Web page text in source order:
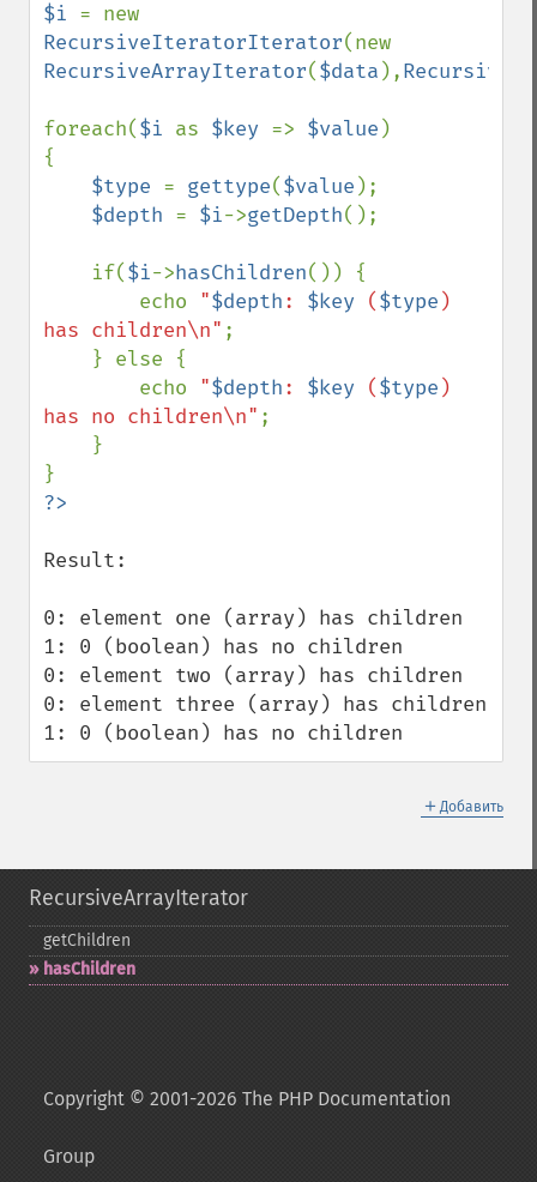
$i
RecursiveIteratorIterator
RecursiveArrayIterator($data ),
foreach($i as $key => $value )
{
$type = gettype($value );
$depth = $i->getDepth();
    if(
$i->hasChildren()) {
        echo
"$depth: $key ($type )
has children\n" ;
        echo
"$depth: $key ($type )
has no children\n" ;
Result:
0: element one (array) has children
1: 0 (boolean) has no children
0: element two (array) has children
0: element three (array) has children
1: 0 (boolean) has no children
＋ Добавить
RecursiveArrayIterator
getChildren
hasChildren
Copyright © 2001-2026 The PHP Documentation
Group